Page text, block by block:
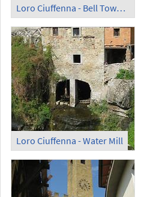
Loro Ciuffenna - Bell Tower (2)
Loro Ciuffenna - Water Mill